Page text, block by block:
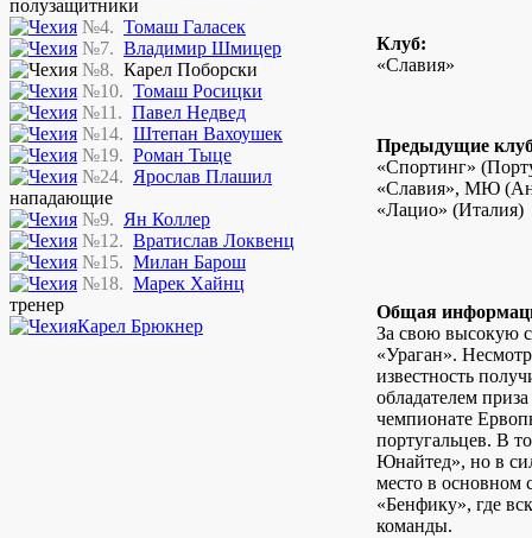
полузащитники
№4. Томаш Галасек
№7. Владимир Шмицер
№8. Карел Поборски
№10. Томаш Росицки
№11. Павел Недвед
№14. Штепан Вахоушек
№19. Роман Тыце
№24. Ярослав Плашил
нападающие
№9. Ян Коллер
№12. Вратислав Локвенц
№15. Милан Барош
№18. Марек Хайнц
тренер
Карел Брюкнер
Клуб:
«Славия»
Предыдущие
«Спортинг»
«Славия», МЮ
«Лацио» (Италия)
Общая
За свою высокую
«Ураган».
известность
обладателем
чемпионате
португальцев. В
Юнайтед», но в
место в основном
«Бенфику», где
команды.